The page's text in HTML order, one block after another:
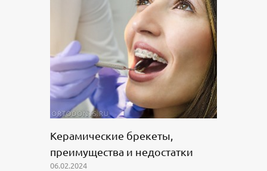
Керамические брекеты,
преимущества и недостатки
06.02.2024